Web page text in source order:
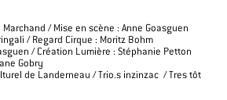
Marchand / Mise en scène : Anne Goasguen
/ Regard Cirque : Moritz Bohm
/ Création Lumière : Stéphanie Petton
Gobry
de Landerneau / Trio.s inzinzac / Tres tôt